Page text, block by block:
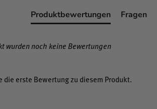
Produktbewertungen Fragen
wurden noch keine Bewertungen
die erste Bewertung zu diesem Produkt.